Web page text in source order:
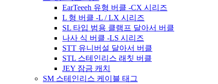
EarTeeeh 유형 버클 -CX 시리즈
L 형 버클 -L / LX 시리즈
SL 타입 범용 클램프 달아서 버클
나사 식 버클 -LS 시리즈
STT 유니버설 달아서 버클
STL 스테인리스 래칫 버클
JEY 잠금 캐치
SM 스테인리스 케이블 태그